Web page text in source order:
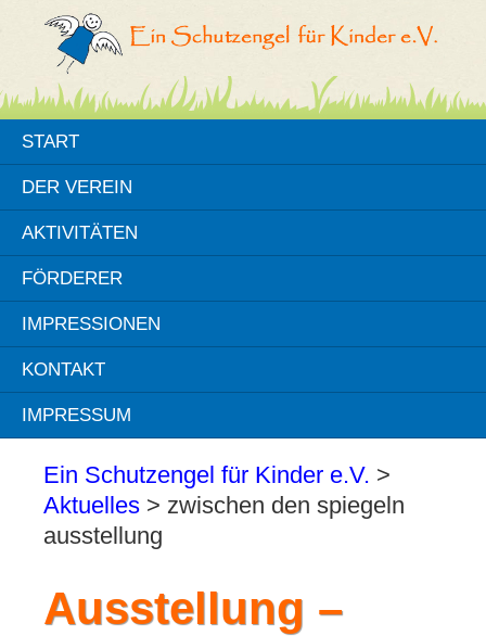
START
DER VEREIN
AKTIVITÄTEN
FÖRDERER
IMPRESSIONEN
KONTAKT
IMPRESSUM
Ein Schutzengel für Kinder e.V. >
Aktuelles > zwischen den spiegeln
ausstellung
Ausstellung –